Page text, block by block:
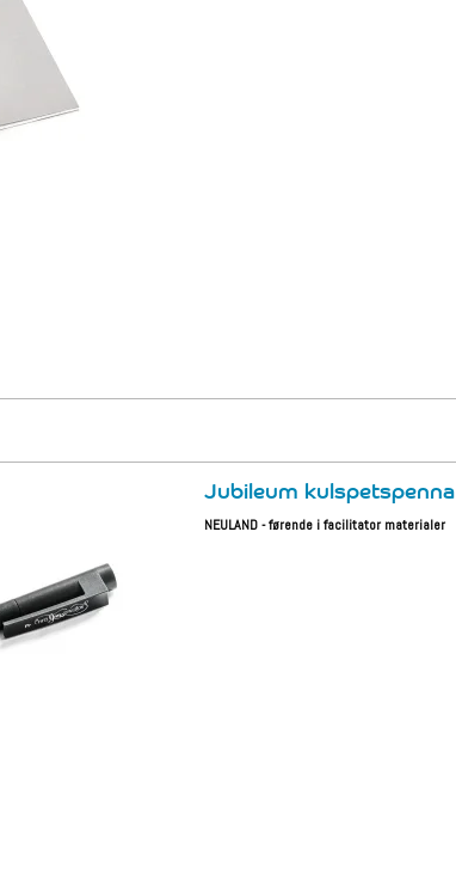
Jubileum kulspetspenna
NEULAND - førende i facilitator materialer